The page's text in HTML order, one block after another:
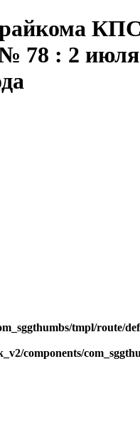
78 : 2
tmpl/route/
components/